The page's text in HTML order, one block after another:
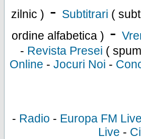
zilnic ) - Subtitrari (
ordine alfabetica ) -
- Revista Presei (
Online - Jocuri Noi -
- Radio - Europa FM Live
Live -